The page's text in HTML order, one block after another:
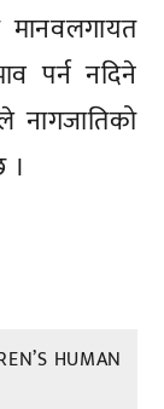
पर्न नदिने
नागजातिको
।
HUMAN